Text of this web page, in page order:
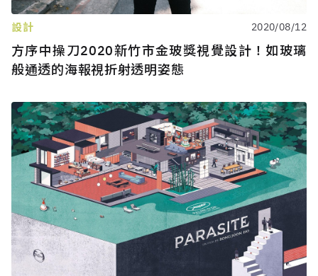
設計 2020/08/12
方序中操刀2020新竹市金玻獎視覺設計！如玻璃
般通透的海報視折射透明姿態